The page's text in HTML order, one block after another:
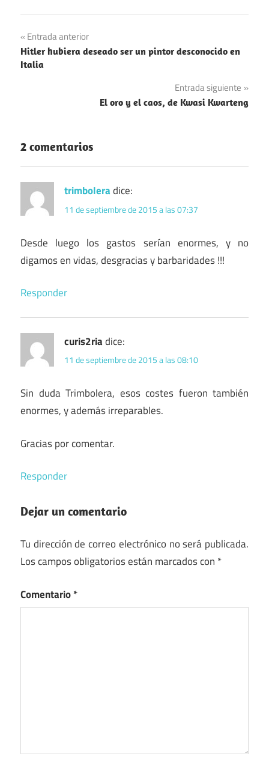
Navegación
de
Entrada anterior
Hitler hubiera deseado ser un pintor desconocido en
Italia
Entrada siguiente
El oro y el caos, de Kwasi Kwarteng
2 comentarios
trimboleradice:
11 de septiembre de 2015 a las 07:37
Desde luego los gastos serían enormes, y no
digamos en vidas, desgracias y barbaridades !!!
Responder
curis2riadice:
11 de septiembre de 2015 a las 08:10
Sin duda Trimbolera, esos costes fueron también
enormes, y además irreparables.
Gracias por comentar.
Responder
Dejar un comentario
Tu dirección de correo electrónico no será publicada.
Los campos obligatorios están marcados con *
Comentario*